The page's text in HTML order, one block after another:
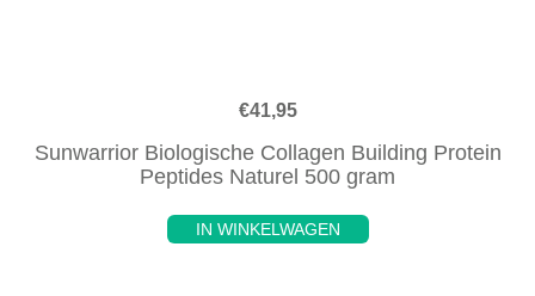
€41,95
Sunwarrior Biologische Collagen Building Protein
Peptides Naturel 500 gram
IN WINKELWAGEN